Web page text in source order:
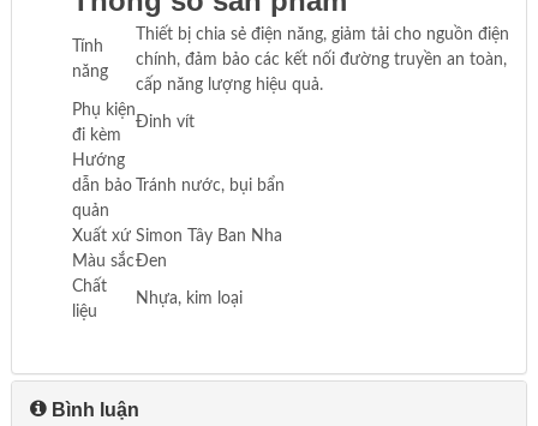
Tính
năng
Thiết bị chia sẻ điện năng, giảm tải cho nguồn điện
chính, đảm bảo các kết nối đường truyền an toàn,
cấp năng lượng hiệu quả.
Phụ kiện
đi kèm
Đinh vít
Hướng
dẫn bảo
quản
Tránh nước, bụi bẩn
Xuất xứ Simon Tây Ban Nha
Màu sắcĐen
Chất
liệu
Nhựa, kim loại
Bình luận